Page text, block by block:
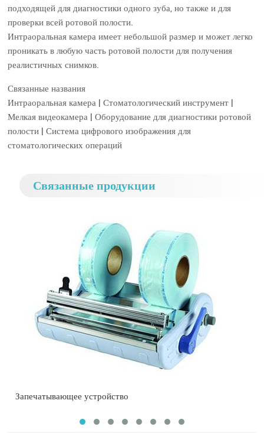
подходящей для диагностики одного зуба, но также и для
проверки всей ротовой полости.
Интраоральная камера имеет небольшой размер и может легко
проникать в любую часть ротовой полости для получения
реалистичных снимков.
Связанные названия
Интраоральная камера | Стоматологический инструмент |
Мелкая видеокамера | Оборудование для диагностики ротовой
полости | Система цифрового изображения для
стоматологических операций
Связанные продукции
Запечатывающее устройство